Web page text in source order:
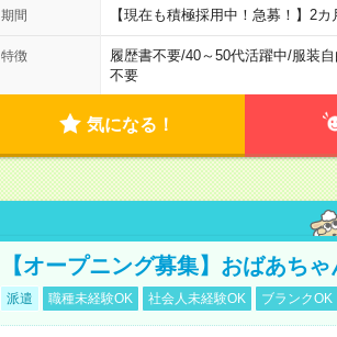
期間 【現在も積極採用中！急募！】2
特徴 履歴書不要/40～50代活躍中/服装自
不要
気になる！
【オープニング募集】おばあち
派遣 職種未経験OK 社会人未経験OK ブランクOK